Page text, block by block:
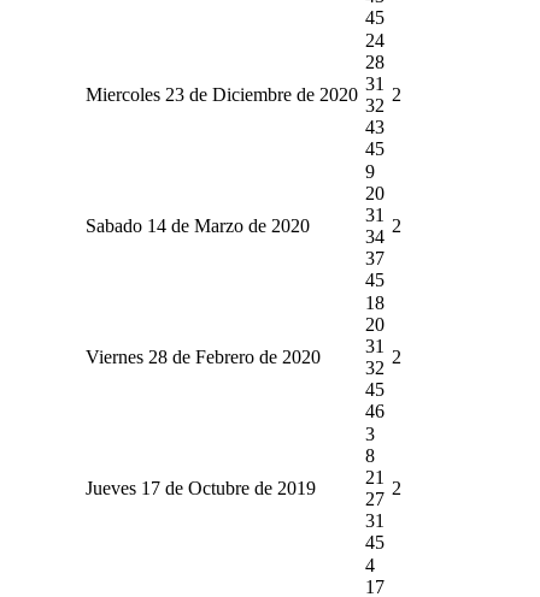
45
Miercoles 23 de Diciembre de 2020
24
28
31
32
43
45
2
Sabado 14 de Marzo de 2020
9
20
31
34
37
45
2
Viernes 28 de Febrero de 2020
18
20
31
32
45
46
2
Jueves 17 de Octubre de 2019
3
8
21
27
31
45
2
4
17